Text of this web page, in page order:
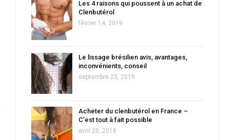
Les 4 raisons qui poussent à un achat de
Clenbutérol
février 14, 2019
Le lissage brésilien avis, avantages,
inconvénients, conseil
septembre 25, 2019
Acheter du clenbutérol en France –
C’est tout à fait possible
avril 20, 2018